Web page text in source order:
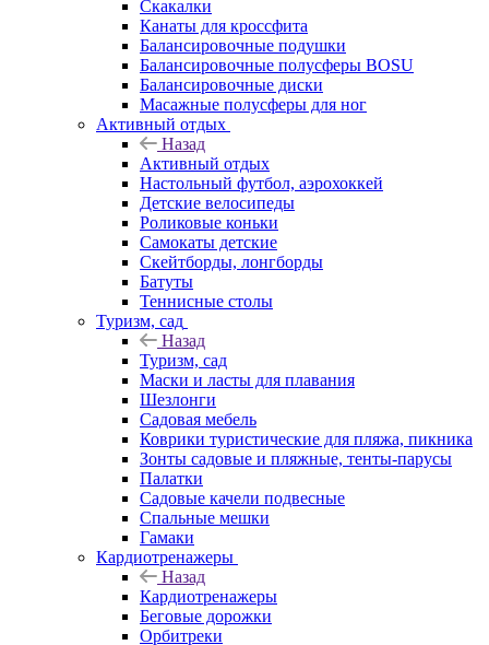
Скакалки
Канаты для кроссфита
Балансировочные подушки
Балансировочные полусферы BOSU
Балансировочные диски
Масажные полусферы для ног
Активный отдых
Назад
Активный отдых
Настольный футбол, аэрохоккей
Детские велосипеды
Роликовые коньки
Самокаты детские
Скейтборды, лонгборды
Батуты
Теннисные столы
Туризм, сад
Назад
Туризм, сад
Маски и ласты для плавания
Шезлонги
Садовая мебель
Коврики туристические для пляжа, пикника
Зонты садовые и пляжные, тенты-парусы
Палатки
Садовые качели подвесные
Спальные мешки
Гамаки
Кардиотренажеры
Назад
Кардиотренажеры
Беговые дорожки
Орбитреки